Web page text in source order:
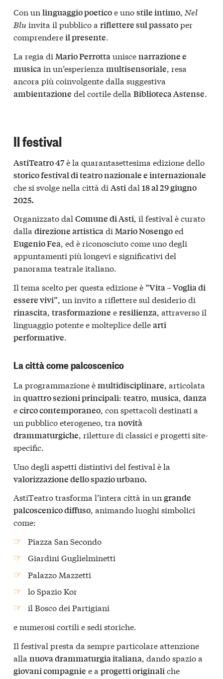
Con un linguaggio poeticoe unostile intimo, Nel
Blu invita il pubblico a riflettere sul passatoper
comprendereil presente.
La regia di Mario Perrottauniscenarrazione e
musicain un’esperienza multisensoriale, resa
ancora più coinvolgente dalla suggestiva
ambientazione del cortile della Biblioteca Astense.
Il festival
AstiTeatro 47è la quarantasettesima edizione dello
storico festival di teatro nazionale e internazionale
che si svolge nella città di Astidal 18 al 29 giugno
2025.
Organizzato dal Comune di Asti, il festival è curato
dalla direzione artisticadi Mario Nosengoed
Eugenio Fea, ed è riconosciuto come uno degli
appuntamenti più longevi e significativi del
panorama teatrale italiano.
Il tema scelto per questa edizione è “Vita – Voglia di
essere vivi”, un invito a riflettere sul desiderio di
rinascita, trasformazione eresilienza, attraverso il
linguaggio potente e molteplice dellearti
performative.
La città come palcoscenico
La programmazione èmultidisciplinare, articolata
in quattro sezioni principali: teatro, musica, danza
ecirco contemporaneo, con spettacoli destinati a
un pubblico eterogeneo, tra novità
drammaturgiche, riletture di classici e progetti site-
specific.
Uno degli aspetti distintivi del festival è la
valorizzazione dello spazio urbano.
AstiTeatro trasforma l’intera città in un grande
palcoscenico diffuso, animando luoghi simbolici
come:
Piazza San Secondo
Giardini Guglielminetti
Palazzo Mazzetti
lo Spazio Kor
il Bosco dei Partigiani
e numerosi cortili e sedi storiche.
Il festival presta da sempre particolare attenzione
alla nuova drammaturgia italiana , dando spazio a
giovani compagnie e a progetti originali che